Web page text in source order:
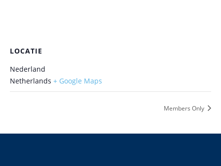
LOCATIE
Nederland
Netherlands + Google Maps
Members Only